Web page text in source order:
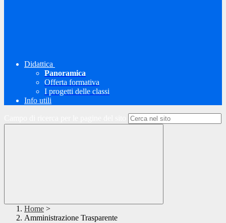
Didattica
Panoramica
Offerta formativa
I progetti delle classi
Info utili
Home >
Amministrazione Trasparente